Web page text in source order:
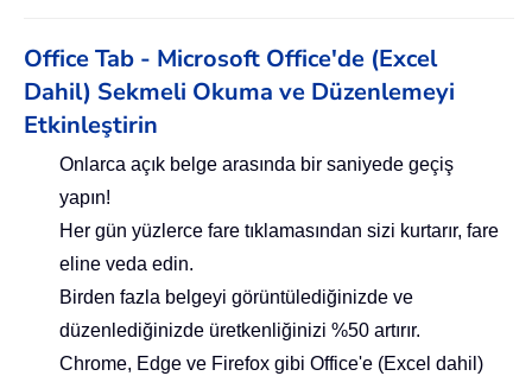
Office Tab - Microsoft Office'de (Excel
Dahil) Sekmeli Okuma ve Düzenlemeyi
Etkinleştirin
Onlarca açık belge arasında bir saniyede geçiş
yapın!
Her gün yüzlerce fare tıklamasından sizi kurtarır, fare
eline veda edin.
Birden fazla belgeyi görüntülediğinizde ve
düzenlediğinizde üretkenliğinizi %50 artırır.
Chrome, Edge ve Firefox gibi Office'e (Excel dahil)